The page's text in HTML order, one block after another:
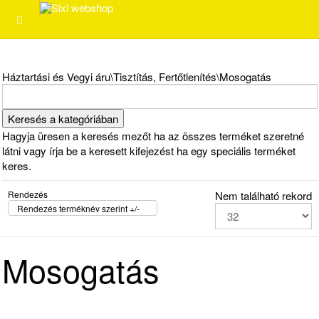
Háztartási és Vegyi áru\Tisztítás, Fertőtlenítés\Mosogatás
Hagyja üresen a keresés mezőt ha az összes terméket szeretné
látni vagy írja be a keresett kifejezést ha egy speciális terméket
keres.
Rendezés
Rendezés terméknév szerint +/-
Nem található rekord
Mosogatás